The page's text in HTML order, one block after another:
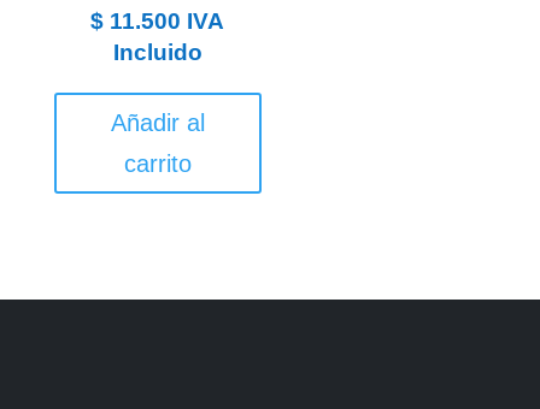
$ 11.500 IVA
Incluido
Añadir al
carrito